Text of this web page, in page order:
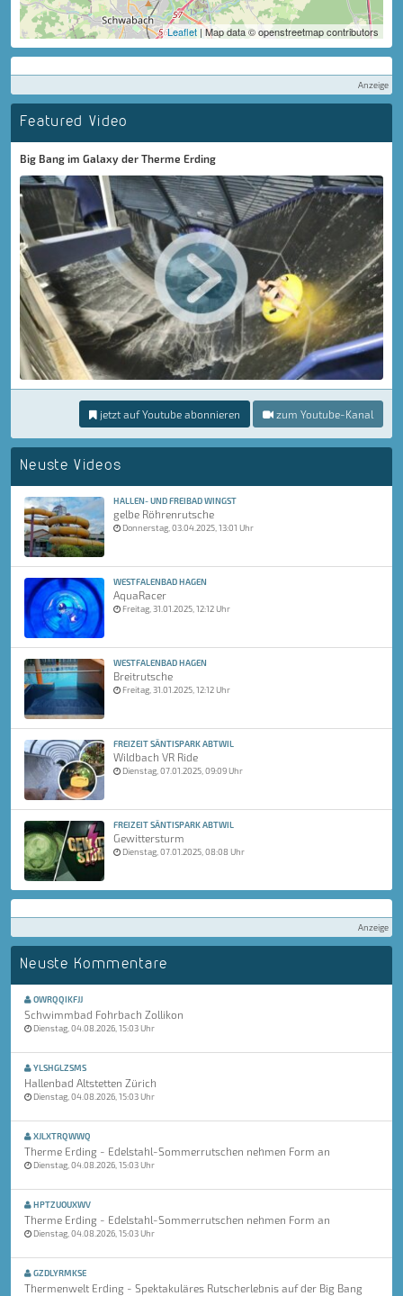
Leaflet | Map data © openstreetmap contributors
Anzeige
Featured Video
Big Bang im Galaxy der Therme Erding
jetzt auf Youtube abonnieren zum Youtube-Kanal
Neuste Videos
HALLEN- UND FREIBAD WINGST
gelbe Röhrenrutsche
Donnerstag, 03.04.2025, 13:01 Uhr
WESTFALENBAD HAGEN
AquaRacer
Freitag, 31.01.2025, 12:12 Uhr
WESTFALENBAD HAGEN
Breitrutsche
Freitag, 31.01.2025, 12:12 Uhr
FREIZEIT SÄNTISPARK ABTWIL
Wildbach VR Ride
Dienstag, 07.01.2025, 09:09 Uhr
FREIZEIT SÄNTISPARK ABTWIL
Gewittersturm
Dienstag, 07.01.2025, 08:08 Uhr
Anzeige
Neuste Kommentare
OWRQQIKFJJ
Schwimmbad Fohrbach Zollikon
Dienstag, 04.08.2026, 15:03 Uhr
YLSHGLZSMS
Hallenbad Altstetten Zürich
Dienstag, 04.08.2026, 15:03 Uhr
XJLXTRQWWQ
Therme Erding - Edelstahl-Sommerrutschen nehmen Form an
Dienstag, 04.08.2026, 15:03 Uhr
HPTZUOUXWV
Therme Erding - Edelstahl-Sommerrutschen nehmen Form an
Dienstag, 04.08.2026, 15:03 Uhr
GZDLYRMKSE
Thermenwelt Erding - Spektakuläres Rutscherlebnis auf der Big Bang